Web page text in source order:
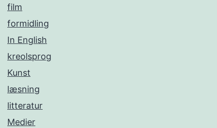
film
formidling
In English
kreolsprog
Kunst
læsning
litteratur
Medier